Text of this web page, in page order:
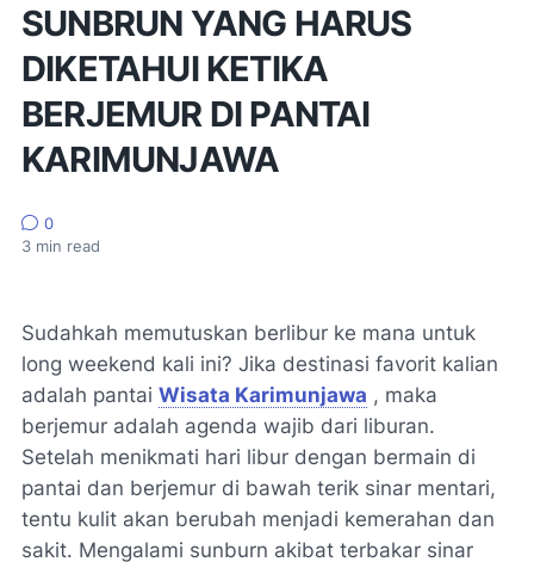
SUNBRUN YANG HARUS
DIKETAHUI KETIKA
BERJEMUR DI PANTAI
KARIMUNJAWA
0
3 min read
Sudahkah memutuskan berlibur ke mana untuk
long weekend kali ini? Jika destinasi favorit kalian
adalah pantai Wisata Karimunjawa , maka
berjemur adalah agenda wajib dari liburan.
Setelah menikmati hari libur dengan bermain di
pantai dan berjemur di bawah terik sinar mentari,
tentu kulit akan berubah menjadi kemerahan dan
sakit. Mengalami sunburn akibat terbakar sinar